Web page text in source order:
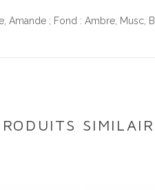
Amande ; Fond : Ambre, Musc,